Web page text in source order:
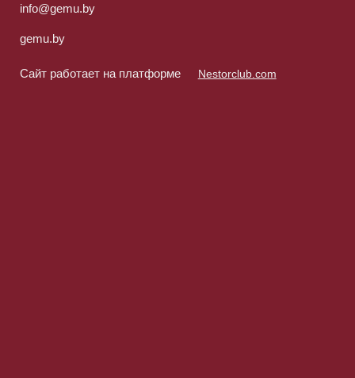
info@gemu.by
gemu.by
Сайт работает на платформе Nestorclub.com